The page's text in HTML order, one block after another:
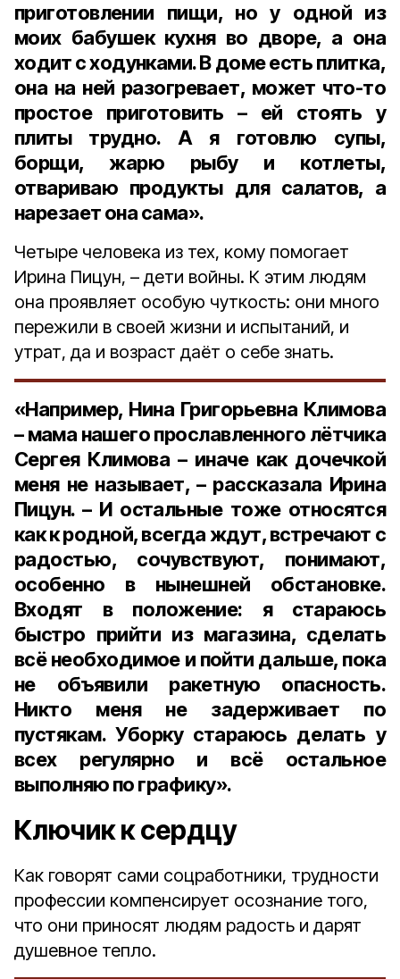
приготовлении пищи, но у одной из
моих бабушек кухня во дворе, а она
ходит с ходунками. В доме есть плитка,
она на ней разогревает, может что-то
простое приготовить – ей стоять у
плиты трудно. А я готовлю супы,
борщи, жарю рыбу и котлеты,
отвариваю продукты для салатов, а
нарезает она сама».
Четыре человека из тех, кому помогает
Ирина Пицун, – дети войны. К этим людям
она проявляет особую чуткость: они много
пережили в своей жизни и испытаний, и
утрат, да и возраст даёт о себе знать.
«Например, Нина Григорьевна Климова
– мама нашего прославленного лётчика
Сергея Климова – иначе как дочечкой
меня не называет, – рассказала Ирина
Пицун. – И остальные тоже относятся
как к родной, всегда ждут, встречают с
радостью, сочувствуют, понимают,
особенно в нынешней обстановке.
Входят в положение: я стараюсь
быстро прийти из магазина, сделать
всё необходимое и пойти дальше, пока
не объявили ракетную опасность.
Никто меня не задерживает по
пустякам. Уборку стараюсь делать у
всех регулярно и всё остальное
выполняю по графику».
Ключик к сердцу
Как говорят сами соцработники, трудности
профессии компенсирует осознание того,
что они приносят людям радость и дарят
душевное тепло.